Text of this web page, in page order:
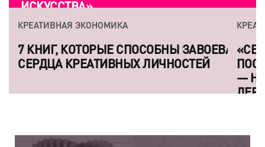
КРЕАТИВНАЯ ЭКОНОМИКА
«СЕРГЕЙ ПАРАДЖАНОВ ОДНАЖДЫ
ПООБЕЩАЛ ОТОМСТИТЬ МИРУ ЛЮБОВЬЮ
ДЕРЖИТСЯ НА ЭТОМ»